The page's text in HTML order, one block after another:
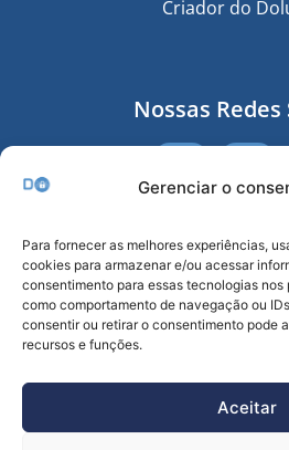
Gerenciar o
Para fornecer as melhores experiências,
cookies para armazenar e/ou acessar
consentimento para essas tecnologias nos
como comportamento de navegação ou
consentir ou retirar o consentimento pode
recursos e funções.
Aceitar
Criador do
Nossas Redes
Receba nossa
Enviar